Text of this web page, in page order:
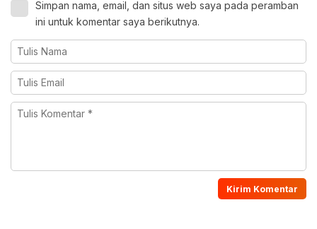
Simpan nama, email, dan situs web saya pada peramban
ini untuk komentar saya berikutnya.